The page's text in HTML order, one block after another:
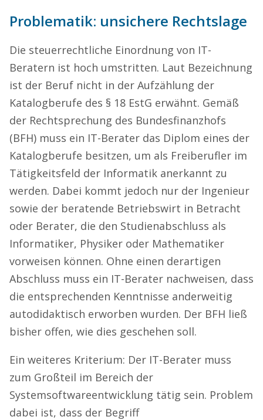
Problematik: unsichere Rechtslage
Die steuerrechtliche Einordnung von IT-
Beratern ist hoch umstritten. Laut Bezeichnung
ist der Beruf nicht in der Aufzählung der
Katalogberufe des § 18 EstG erwähnt. Gemäß
der Rechtsprechung des Bundesfinanzhofs
(BFH) muss ein IT-Berater das Diplom eines der
Katalogberufe besitzen, um als Freiberufler im
Tätigkeitsfeld der Informatik anerkannt zu
werden. Dabei kommt jedoch nur der Ingenieur
sowie der beratende Betriebswirt in Betracht
oder Berater, die den Studienabschluss als
Informatiker, Physiker oder Mathematiker
vorweisen können. Ohne einen derartigen
Abschluss muss ein IT-Berater nachweisen, dass
die entsprechenden Kenntnisse anderweitig
autodidaktisch erworben wurden. Der BFH ließ
bisher offen, wie dies geschehen soll.
Ein weiteres Kriterium: Der IT-Berater muss
zum Großteil im Bereich der
Systemsoftwareentwicklung tätig sein. Problem
dabei ist, dass der Begriff